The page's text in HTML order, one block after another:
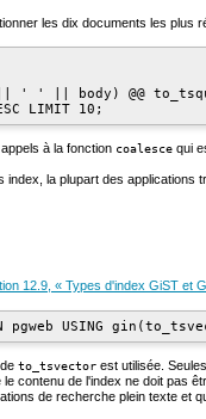
les dix documents les plus
|| ' ' || body) @@
à la fonction coalesce qui
index, la plupart des
12.9, « Types d'index GiST et
to_tsvector est utilisée.
contenu de l'index ne doit pas
de recherche plein texte et